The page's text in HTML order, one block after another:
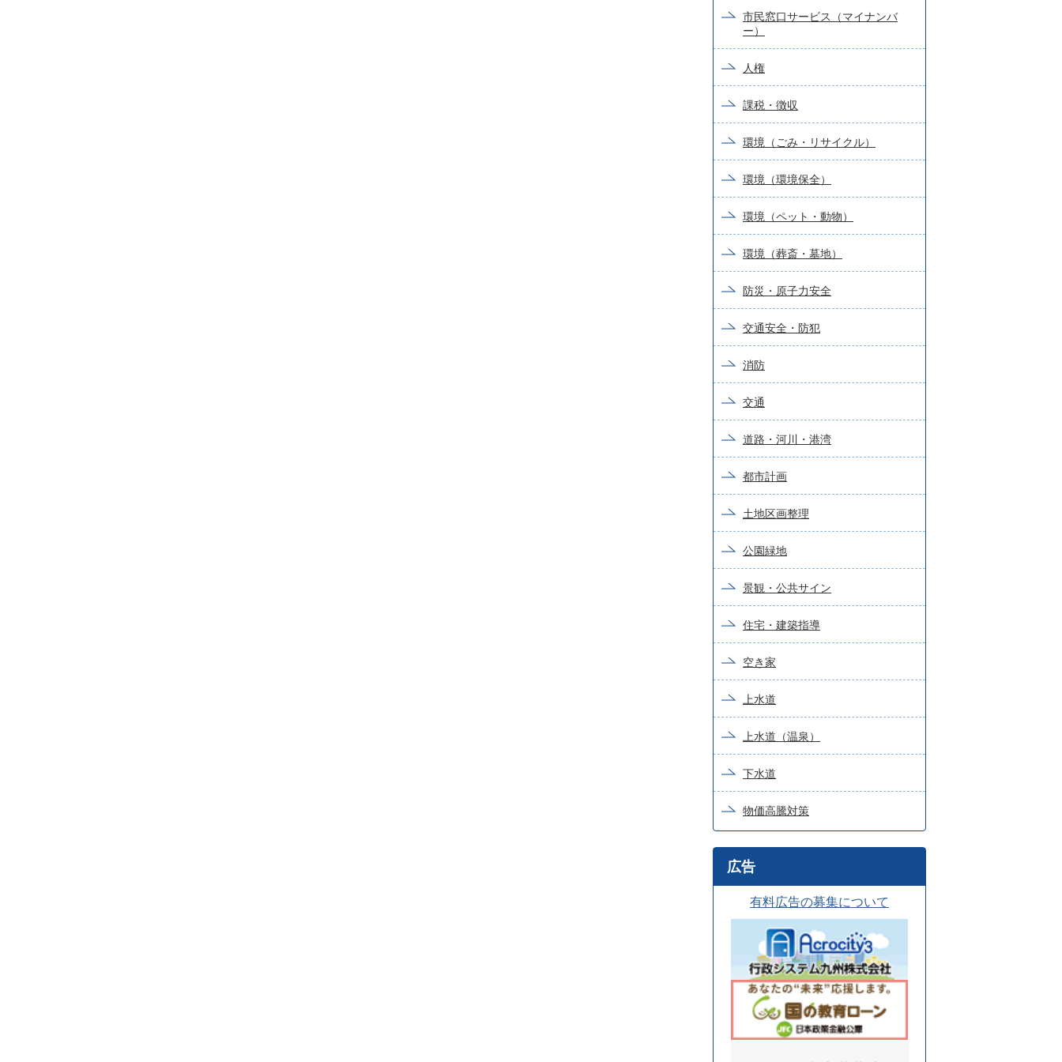
市民窓口サービス（マイナンバ
ー）
人権
課税・徴収
環境（ごみ・リサイクル）
環境（環境保全）
環境（ペット・動物）
環境（葬斎・墓地）
防災・原子力安全
交通安全・防犯
消防
交通
道路・河川・港湾
都市計画
土地区画整理
公園緑地
景観・公共サイン
住宅・建築指導
空き家
上水道
上水道（温泉）
下水道
物価高騰対策
広告
有料広告の募集について